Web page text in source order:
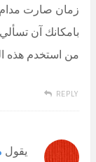
زمان صارت
بامكانك آن
من استخدم هذه
REPLY
يقول